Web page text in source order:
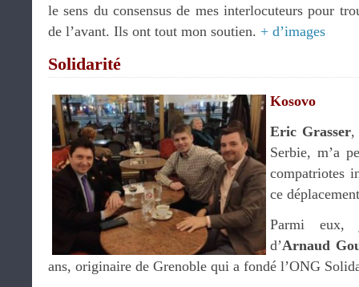
le sens du consensus de mes interlocuteurs pour
de l’avant. Ils ont tout mon soutien. + d’images
Solidarité
Kosovo
Eric Grasser,
Serbie, m’a
compatriotes
ce
Parmi eux,
d’Arnaud
ans, originaire de Grenoble qui a fondé l’ONG